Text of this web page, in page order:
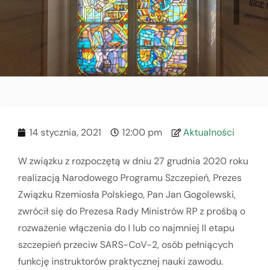
14 stycznia, 2021 12:00 pm Aktualności
W związku z rozpoczętą w dniu 27 grudnia 2020 roku
realizacją Narodowego Programu Szczepień, Prezes
Związku Rzemiosła Polskiego, Pan Jan Gogolewski,
zwrócił się do Prezesa Rady Ministrów RP z prośbą o
rozważenie włączenia do I lub co najmniej II etapu
szczepień przeciw SARS-CoV-2, osób pełniących
funkcję instruktorów praktycznej nauki zawodu.